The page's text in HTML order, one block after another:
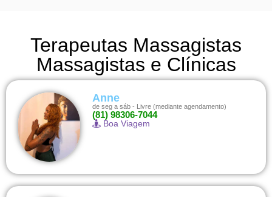
Terapeutas Massagistas
Massagistas e Clínicas
Anne
de seg a sáb - Livre (mediante agendamento)
(81) 98306-7044
Boa Viagem